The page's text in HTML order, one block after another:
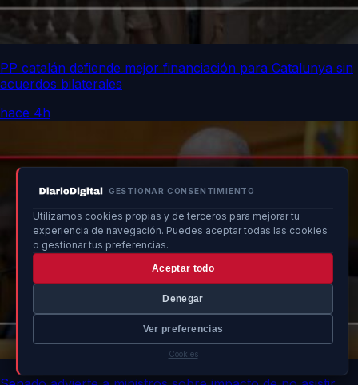
GESTIONAR CONSENTIMIENTO
Utilizamos cookies propias y de terceros para mejorar tu
experiencia de navegación. Puedes aceptar todas las cookies
o gestionar tus preferencias.
Aceptar todo
Denegar
Ver preferencias
Cookies
PP catalán defiende mejor financiación para Catalunya sin
acuerdos bilaterales
hace 4h